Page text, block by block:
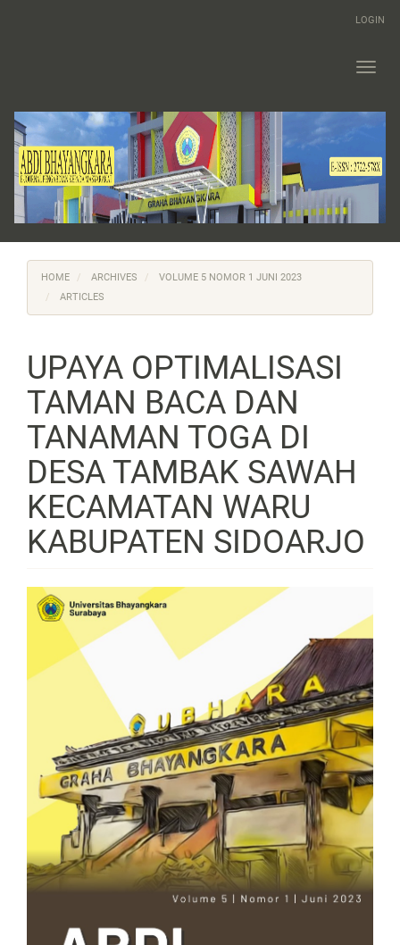
LOGIN
HOME ARCHIVES
VOLUME 5 NOMOR 1 JUNI 2023
ARTICLES
UPAYA OPTIMALISASI
TAMAN BACA DAN
TANAMAN TOGA DI
DESA TAMBAK SAWAH
KECAMATAN WARU
KABUPATEN SIDOARJO
Article
Sidebar